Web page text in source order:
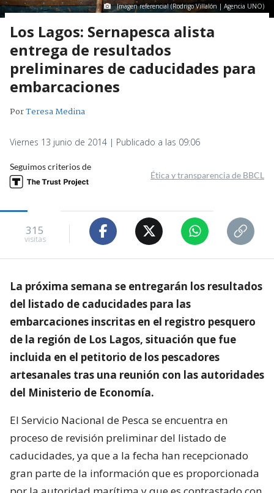
Imagen referencial (Rodrigo Villalón | Agencia UNO)
Los Lagos: Sernapesca alista
entrega de resultados
preliminares de caducidades para
embarcaciones
PorTeresa Medina
Viernes 13 junio de 2014 | Publicado a las 09:06
Seguimos criterios de
Ética y transparencia de BBCL
315
visitas
La próxima semana se entregarán los resultados
del listado de caducidades para las
embarcaciones inscritas en el registro pesquero
de la región de Los Lagos, situación que fue
incluida en el petitorio de los pescadores
artesanales tras una reunión con las autoridades
del Ministerio de Economía.
El Servicio Nacional de Pesca se encuentra en
proceso de revisión preliminar del listado de
caducidades, ya que a la fecha han recepcionado
gran parte de la información que es proporcionada